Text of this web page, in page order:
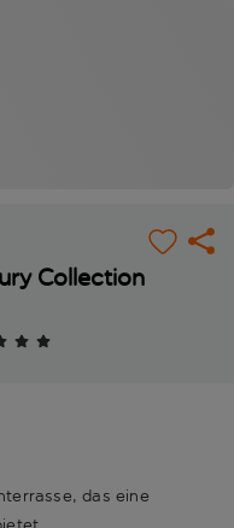
Collection
das eine